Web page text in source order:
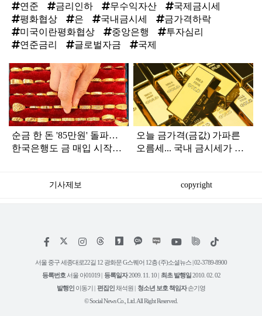
연준
금리인하 무수익자산
국제금시세
평화협상
은 국내금시세
금가격하락
미국이란평화협상
중앙은행
투자심리
연준금리
글로벌자금 국제
탑
라
인
순금 한 돈 '85만원' 돌파…
한국은행도 금 매입 시작했
오늘 금가격(금값) 가파른
오름세... 국내 금시세가 달
기사제보 copyright
페
스
인
타
램
위
트
유
튜
틱
서울 중구 세종대로22길 12 광화문 G스퀘어 12층 (주)소셜뉴스 | 02-3789-8900
등록번호 서울 아01019 | 등록일자2009. 11. 10 | 최초 발행일 2010. 02. 02
발행인 이동기 | 편집인 채석원 | 청소년 보호 책임자손기영
© Social News Co., Ltd. All Right Reserved.